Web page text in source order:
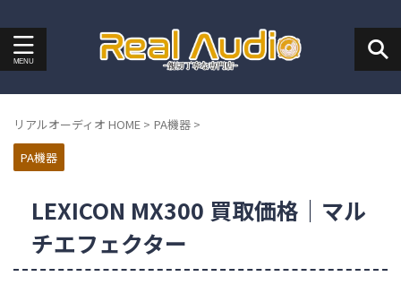
リアルオーディオ HOME > PA機器 >
PA機器
LEXICON MX300 買取価格｜マル
チエフェクター